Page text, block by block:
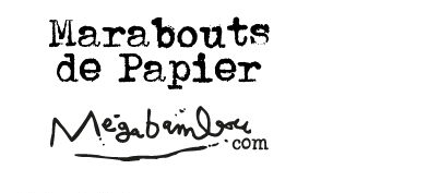
Marabouts
de Papier